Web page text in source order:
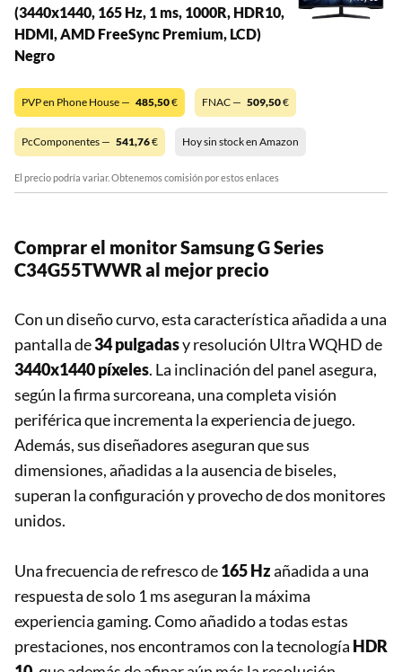
(3440x1440, 165 Hz, 1 ms, 1000R, HDR10,
HDMI, AMD FreeSync Premium, LCD)
Negro
PVP en Phone House — 485,50€ FNAC — 509,50€
PcComponentes — 541,76€ Hoy sin stock en Amazon
El precio podría variar. Obtenemos comisión por estos enlaces
Comprar el monitor Samsung G Series
C34G55TWWR al mejor precio
Con un diseño curvo, esta característica añadida a una
pantalla de34 pulgadasy resolución Ultra WQHD de
3440x1440 píxeles. La inclinación del panel asegura,
según la firma surcoreana, una completa visión
periférica que incrementa la experiencia de juego.
Además, sus diseñadores aseguran que sus
dimensiones, añadidas a la ausencia de biseles,
superan la configuración y provecho de dos monitores
unidos.
Una frecuencia de refresco de165 Hzañadida a una
respuesta de solo 1 ms aseguran la máxima
experiencia gaming. Como añadido a todas estas
prestaciones, nos encontramos con la tecnología HDR